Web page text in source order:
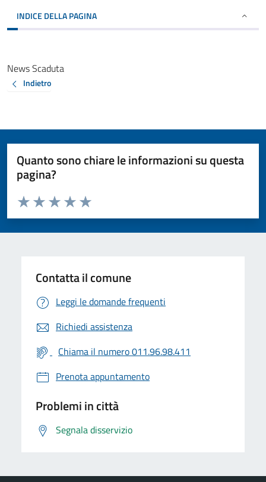
INDICE DELLA PAGINA
News Scaduta
Indietro
Quanto sono chiare le informazioni su questa
pagina?
Valuta da 1 a 5 stelle la pagina
Valuta 5 stelle su 5
Valuta 4 stelle su 5
Valuta 3 stelle su 5
Valuta 2 stelle su 5
Valuta 1 stelle su 5
Contatta il comune
Leggi le domande frequenti
Richiedi assistenza
Chiama il numero 011.96.98.411
Prenota appuntamento
Problemi in città
Segnala disservizio